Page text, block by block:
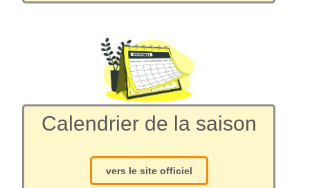
Calendrier de la saison
vers le site officiel